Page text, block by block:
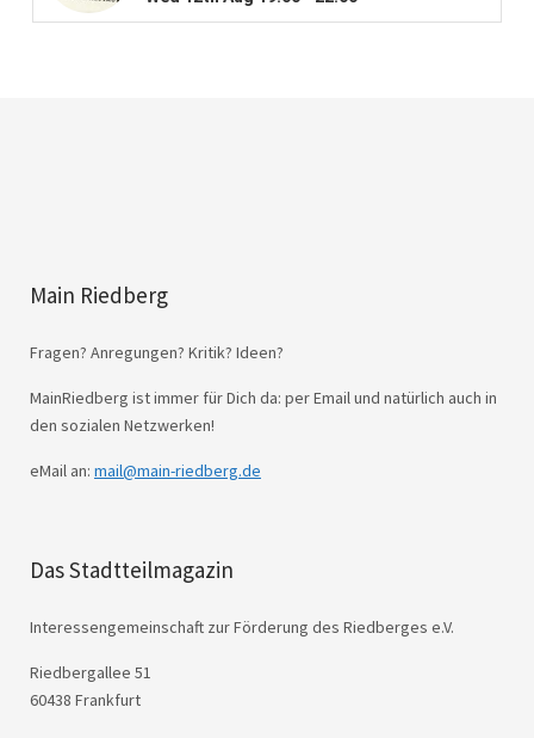
Main Riedberg
Fragen? Anregungen? Kritik? Ideen?
MainRiedberg ist immer für Dich da: per Email und natürlich auch in
den sozialen Netzwerken!
eMail an: mail@main-riedberg.de
Das Stadtteilmagazin
Interessengemeinschaft zur Förderung des Riedberges e.V.
Riedbergallee 51
60438 Frankfurt